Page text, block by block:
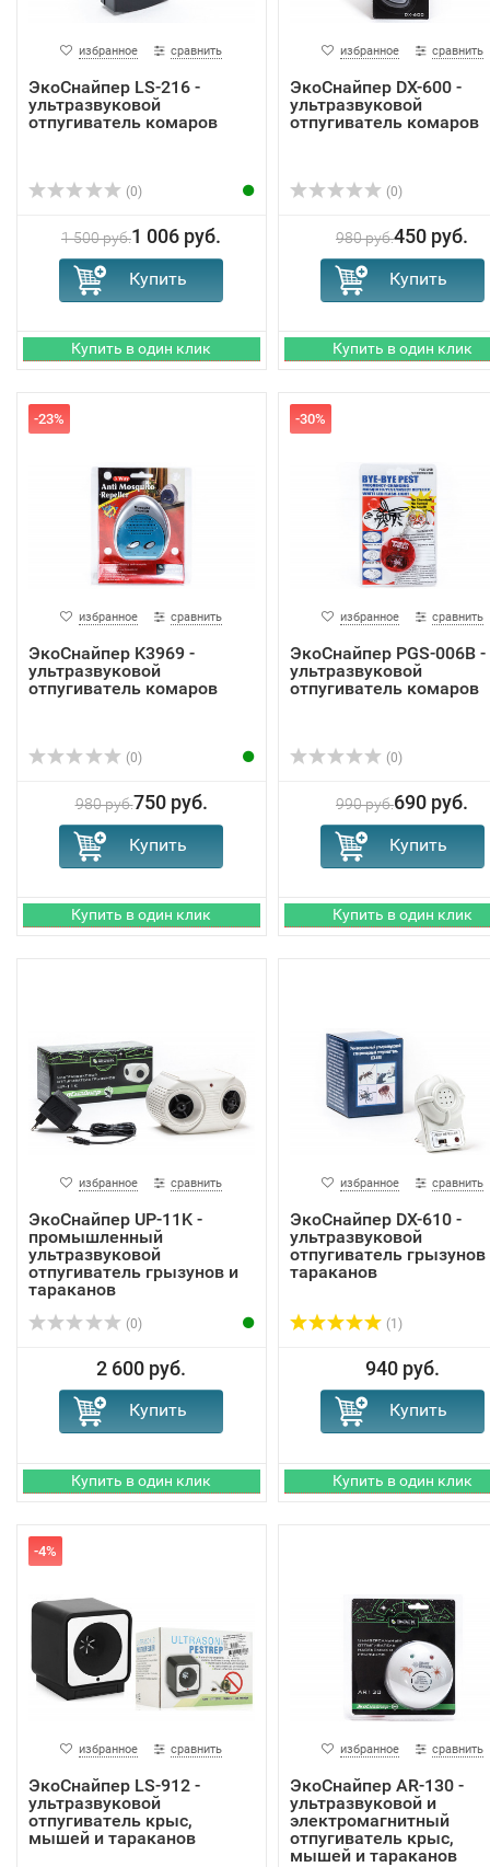
избранное сравнить
ЭкоСнайпер LS-216 -
ультразвуковой
отпугиватель комаров
(0)
1 500 руб.1 006 руб.
избранное сравнить
ЭкоСнайпер DX-600 -
ультразвуковой
отпугиватель комаров
(0)
980 руб.450 руб.
-23%
избранное сравнить
ЭкоСнайпер K3969 -
ультразвуковой
отпугиватель комаров
(0)
980 руб.750 руб.
-30%
избранное сравнить
ЭкоСнайпер PGS-006B -
ультразвуковой
отпугиватель комаров
(0)
990 руб.690 руб.
избранное сравнить
ЭкоСнайпер UP-11K -
промышленный
ультразвуковой
отпугиватель грызунов и
тараканов
(0)
2 600 руб.
избранное сравнить
ЭкоСнайпер DX-610 -
ультразвуковой
отпугиватель грызунов
тараканов
(1)
940 руб.
-4%
избранное сравнить
ЭкоСнайпер LS-912 -
ультразвуковой
отпугиватель крыс,
мышей и тараканов
избранное сравнить
ЭкоСнайпер AR-130 -
ультразвуковой и
электромагнитный
отпугиватель крыс,
мышей и тараканов